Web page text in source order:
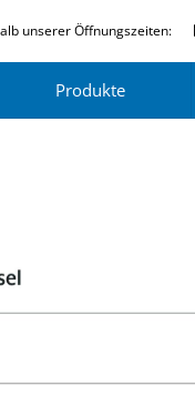
unserer Öffnungszeiten:
Produkte